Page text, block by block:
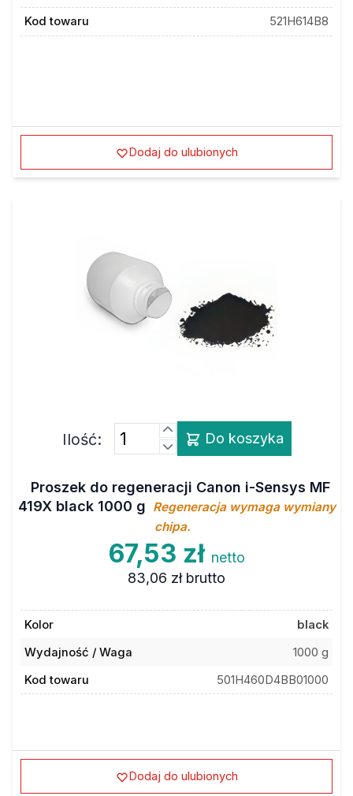
Kod towaru 521H614B8
Dodaj do ulubionych
Ilość: Do koszyka
Proszek do regeneracji Canon i-Sensys MF
419X black 1000 g Regeneracja wymaga wymiany
chipa.
67,53 zł netto
83,06 zł brutto
Kolor
black
Wydajność / Waga
1000 g
Kod towaru
501H460D4BB01000
Dodaj do ulubionych